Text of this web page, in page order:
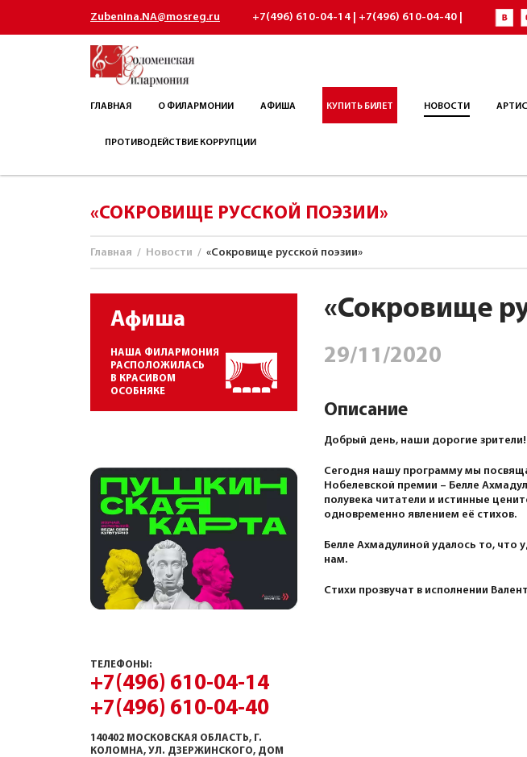
Zubenina.NA@mosreg.ru +7(496) 610-04-14 | +7(496) 610-04-40 |
ГЛАВНАЯ О ФИЛАРМОНИИ АФИША КУПИТЬ БИЛЕТ НОВОСТИ
ПРОТИВОДЕЙСТВИЕ КОРРУПЦИИ
«СОКРОВИЩЕ РУССКОЙ ПОЭЗИИ»
Главная / Новости / «Сокровище русской поэзии»
«Сокровище
29/11/2020
Описание
Добрый день, наши дорогие зрители!
Сегодня нашу программу мы
Нобелевской премии – Белле
полувека читатели и истинные
одновременно явлением её стихов.
Белле Ахмадулиной удалось то, что
нам.
Стихи прозвучат в исполнении
Афиша
НАША ФИЛАРМОНИЯ
РАСПОЛОЖИЛАСЬ
В КРАСИВОМ
ОСОБНЯКЕ
ТЕЛЕФОНЫ:
+7(496) 610-04-14
+7(496) 610-04-40
140402 МОСКОВСКАЯ ОБЛАСТЬ, Г.
КОЛОМНА, УЛ. ДЗЕРЖИНСКОГО, ДОМ